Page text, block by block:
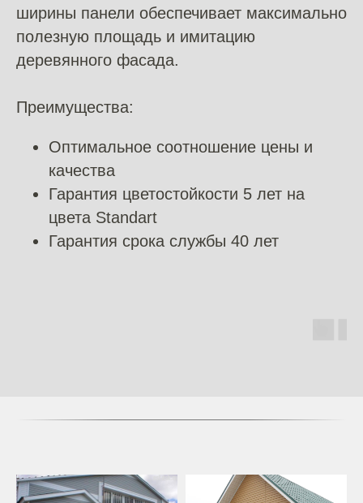
ширины панели обеспечивает максимально
полезную площадь и имитацию
деревянного фасада.
Преимущества:
Оптимальное соотношение цены и
качества
Гарантия цветостойкости 5 лет на
цвета Standart
Гарантия срока службы 40 лет